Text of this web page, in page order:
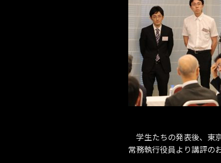
学生たちの発表後、東
常務執行役員より講評の